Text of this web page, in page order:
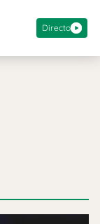
Directo